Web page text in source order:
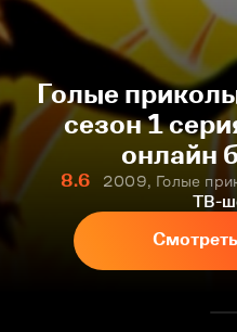
Голые
сезон 1
онлайн
8.6
2009, Голые
ТВ-